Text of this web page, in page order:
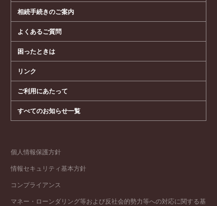
相続手続きのご案内
よくあるご質問
困ったときは
リンク
ご利用にあたって
すべてのお知らせ一覧
個人情報保護方針
情報セキュリティ基本方針
コンプライアンス
マネー・ローンダリング等および反社会的勢力等への対応に関する基